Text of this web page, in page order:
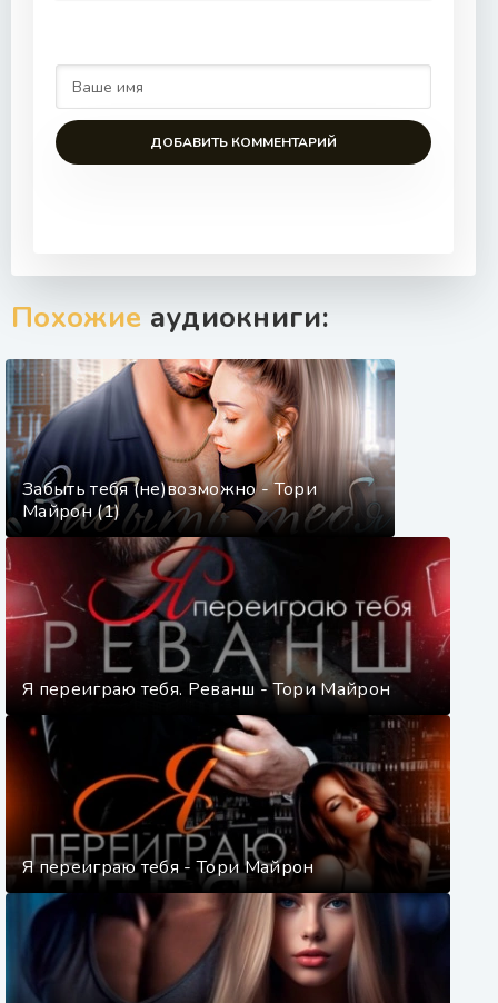
ДОБАВИТЬ КОММЕНТАРИЙ
Похожие аудиокниги:
Забыть тебя (не)возможно - Тори
Майрон (1)
Я переиграю тебя. Реванш - Тори Майрон
Я переиграю тебя - Тори Майрон